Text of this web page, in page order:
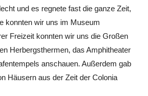
und es regnete fast die ganze Zeit,
konnten wir uns im Museum
Freizeit konnten wir uns die Großen
Herbergsthermen, das Amphitheater
anschauen. Außerdem gab
Häusern aus der Zeit der Colonia